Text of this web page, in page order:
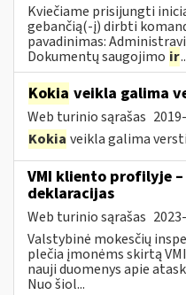
Kviečiame prisijungti
gebančią(-į) dirbti
pavadinimas:
Dokumentų saugojimo ir
Kokia veikla galima
Web turinio sąrašas
Kokia veikla galima
VMI kliento profilyje
deklaracijas
Web turinio sąrašas
Valstybinė mokesčių
plečia įmonėms skirtą
nauji duomenys apie
Nuo šiol...